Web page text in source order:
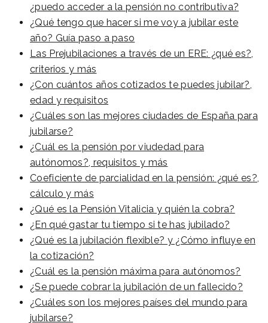
¿puedo acceder a la pensión no contributiva?
¿Qué tengo que hacer si me voy a jubilar este
año? Guía paso a paso
Las Prejubilaciones a través de un ERE: ¿qué es?,
criterios y más
¿Con cuántos años cotizados te puedes jubilar?,
edad y requisitos
¿Cuáles son las mejores ciudades de España para
jubilarse?
¿Cuál es la pensión por viudedad para
autónomos?, requisitos y más
Coeficiente de parcialidad en la pensión: ¿qué es?,
cálculo y más
¿Qué es la Pensión Vitalicia y quién la cobra?
¿En qué gastar tu tiempo si te has jubilado?
¿Qué es la jubilación flexible? y ¿Cómo influye en
la cotización?
¿Cuál es la pensión máxima para autónomos?
¿Se puede cobrar la jubilación de un fallecido?
¿Cuáles son los mejores países del mundo para
jubilarse?